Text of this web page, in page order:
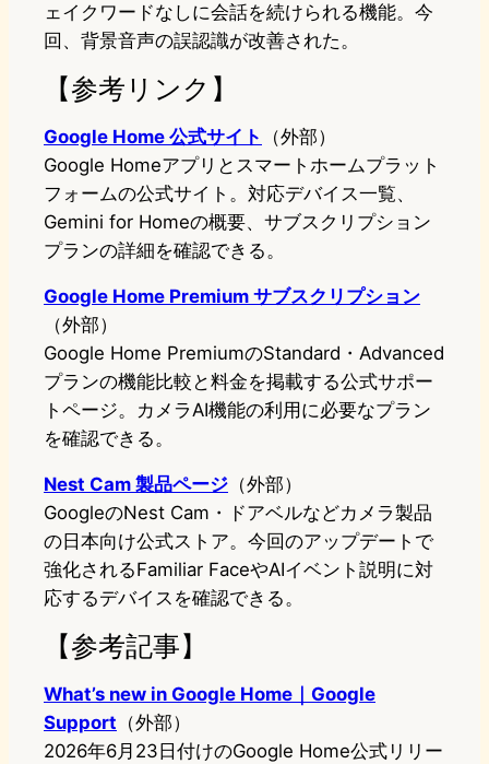
ェイクワードなしに会話を続けられる機能。今
回、背景音声の誤認識が改善された。
【参考リンク】
Google Home 公式サイト
（外部）
Google Homeアプリとスマートホームプラット
フォームの公式サイト。対応デバイス一覧、
Gemini for Homeの概要、サブスクリプション
プランの詳細を確認できる。
Google Home Premium サブスクリプション
（外部）
Google Home PremiumのStandard・Advanced
プランの機能比較と料金を掲載する公式サポー
トページ。カメラAI機能の利用に必要なプラン
を確認できる。
Nest Cam 製品ページ （外部）
GoogleのNest Cam・ドアベルなどカメラ製品
の日本向け公式ストア。今回のアップデートで
強化されるFamiliar FaceやAIイベント説明に対
応するデバイスを確認できる。
【参考記事】
What’s new in Google Home｜Google
Support （外部）
2026年6月23日付けのGoogle Home公式リリー